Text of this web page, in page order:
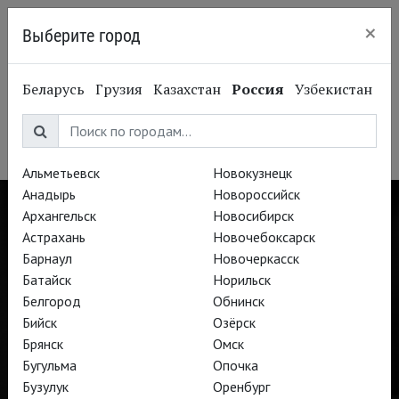
Андрей Могучий
Andrey Moguchiy
Выберите город ×
Беларусь Грузия Казахстан Россия Узбекистан
Альметьевск
Анадырь
Архангельск
Астрахань
Барнаул
Батайск
Белгород
Бийск
Брянск
Бугульма
Бузулук
Новокузнецк
Новороссийск
Новосибирск
Новочебоксарск
Новочеркасск
Норильск
Обнинск
Озёрск
Омск
Опочка
Оренбург